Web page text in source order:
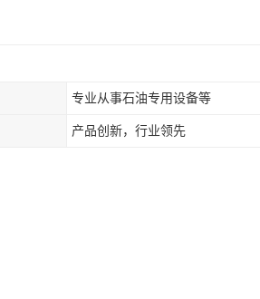
专业从事石油专用设备等
产品创新，行业领先